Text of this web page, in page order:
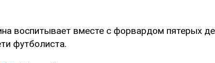
воспитывает вместе с форвардом пятерых
футболиста.